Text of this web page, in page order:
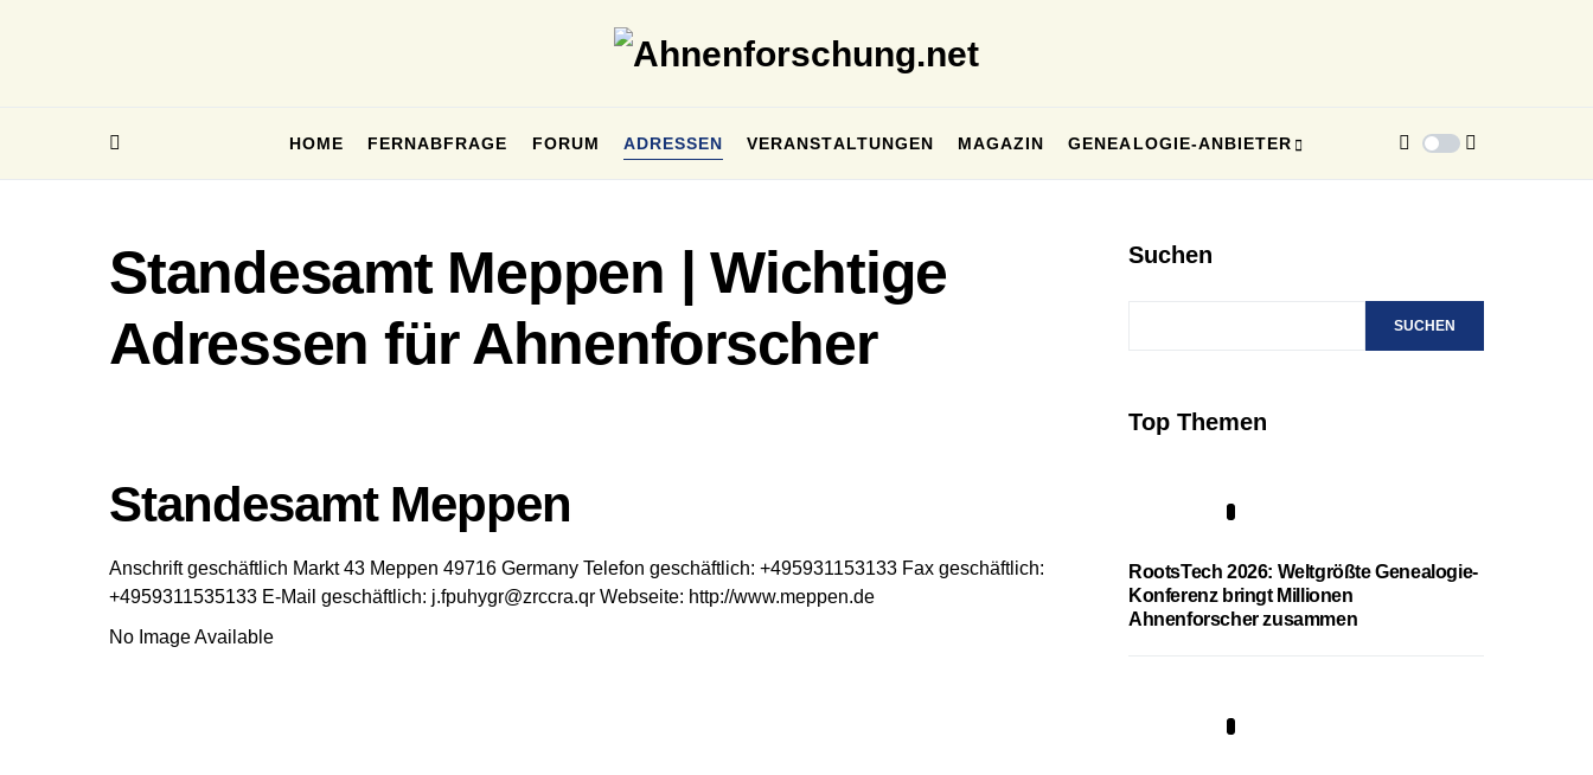
HOME FERNABFRAGE FORUM ADRESSEN VERANSTALTUNGEN MAGAZIN GENEALOGIE-ANBIETER
Standesamt Meppen | Wichtige
Adressen für Ahnenforscher
Standesamt Meppen
Anschrift geschäftlich Markt 43 Meppen 49716 Germany Telefon geschäftlich: +495931153133 Fax geschäftlich:
+4959311535133 E-Mail geschäftlich: j.fpuhygr@zrccra.qr Webseite: http://www.meppen.de
No Image Available
Suchen
SUCHEN
Top Themen
RootsTech 2026: Weltgrößte Genealogie-
Konferenz bringt Millionen
Ahnenforscher zusammen